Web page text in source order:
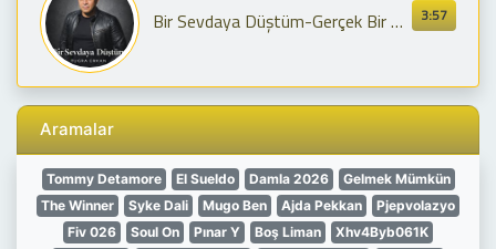
3:57
Bir Sevdaya Düştüm-Gerçek Bir Aşk Hikayesi | Tuğra Erkan
Aramalar
Tommy Detamore El Sueldo Damla 2026
Gelmek Mümkün
The Winner
Syke Dali Mugo Ben Ajda Pekkan
Pjepvolazyo
Fiv 026
Soul On Pınar Y Boş Liman
Xhv4Byb061K